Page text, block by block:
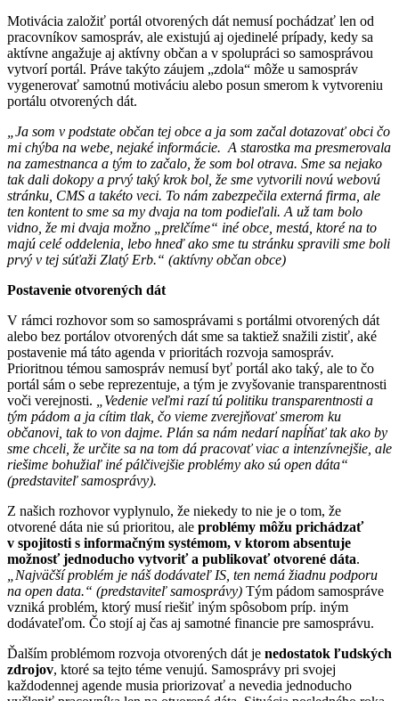
Motivácia založiť portál otvorených dát nemusí pochádzať len od
pracovníkov samospráv, ale existujú aj ojedinelé prípady, kedy sa
aktívne angažuje aj aktívny občan a v spolupráci so samosprávou
vytvorí portál. Práve takýto záujem „zdola“ môže u samospráv
vygenerovať samotnú motiváciu alebo posun smerom k vytvoreniu
portálu otvorených dát.
„Ja som v podstate občan tej obce a ja som začal dotazovať obci čo
mi chýba na webe, nejaké informácie. A starostka ma presmerovala
na zamestnanca a tým to začalo, že som bol otrava. Sme sa nejako
tak dali dokopy a prvý taký krok bol, že sme vytvorili novú webovú
stránku, CMS a takéto veci. To nám zabezpečila externá firma, ale
ten kontent to sme sa my dvaja na tom podieľali. A už tam bolo
vidno, že mi dvaja možno „prelčíme“ iné obce, mestá, ktoré na to
majú celé oddelenia, lebo hneď ako sme tu stránku spravili sme boli
prvý v tej súťaži Zlatý Erb.“ (aktívny občan obce)
Postavenie otvorených dát
V rámci rozhovor som so samosprávami s portálmi otvorených dát
alebo bez portálov otvorených dát sme sa taktiež snažili zistiť, aké
postavenie má táto agenda v prioritách rozvoja samospráv.
Prioritnou témou samospráv nemusí byť portál ako taký, ale to čo
portál sám o sebe reprezentuje, a tým je zvyšovanie transparentnosti
voči verejnosti. „Vedenie veľmi razí tú politiku transparentnosti a
tým pádom a ja cítim tlak, čo vieme zverejňovať smerom ku
občanovi, tak to von dajme. Plán sa nám nedarí napĺňať tak ako by
sme chceli, že určite sa na tom dá pracovať viac a intenzívnejšie, ale
riešime bohužiaľ iné pálčivejšie problémy ako sú open dáta“
(predstaviteľ samosprávy).
Z našich rozhovor vyplynulo, že niekedy to nie je o tom, že
otvorené dáta nie sú prioritou, ale problémy môžu prichádzať
v spojitosti s informačným systémom, v ktorom absentuje
možnosť jednoducho vytvoriť a publikovať otvorené dáta.
„Najväčší problém je náš dodávateľ IS, ten nemá žiadnu podporu
na open data.“ (predstaviteľ samosprávy) Tým pádom samospráve
vzniká problém, ktorý musí riešiť iným spôsobom príp. iným
dodávateľom. Čo stojí aj čas aj samotné financie pre samosprávu.
Ďalším problémom rozvoja otvorených dát je nedostatok ľudských
zdrojov, ktoré sa tejto téme venujú. Samosprávy pri svojej
každodennej agende musia priorizovať a nevedia jednoducho